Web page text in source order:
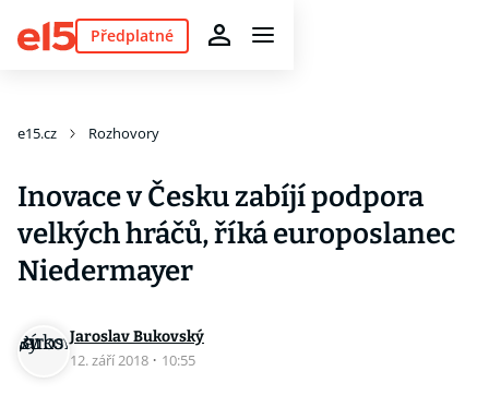
Předplatné
e15.cz Rozhovory
Inovace v Česku zabíjí podpora
velkých hráčů, říká europoslanec
Niedermayer
Jaroslav Bukovský
12. září 2018 · 10:55